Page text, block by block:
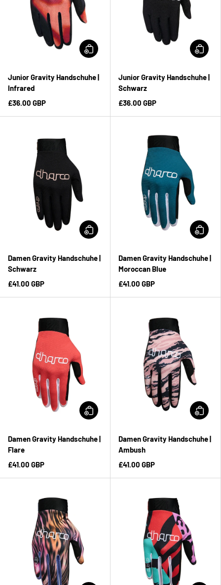
Junior Gravity Handschuhe |
Infrared
£36.00 GBP
Junior Gravity Handschuhe |
Schwarz
£36.00 GBP
Damen Gravity Handschuhe |
Schwarz
£41.00 GBP
Damen Gravity Handschuhe |
Moroccan Blue
£41.00 GBP
Damen Gravity Handschuhe |
Flare
£41.00 GBP
Damen Gravity Handschuhe |
Ambush
£41.00 GBP